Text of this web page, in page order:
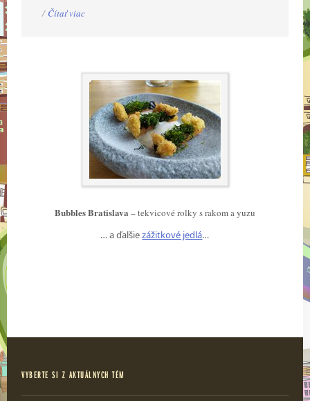
/ Čítať viac
Bubbles Bratislava – tekvicové rolky s rakom a yuzu
… a ďalšiezážitkové jedlá…
VYBERTE SI Z AKTUÁLNYCH TÉM